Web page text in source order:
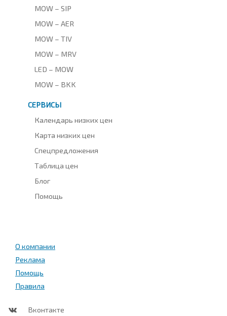
MOW – SIP
MOW – AER
MOW – TIV
MOW – MRV
LED – MOW
MOW – BKK
СЕРВИСЫ
Календарь низких цен
Карта низких цен
Спецпредложения
Таблица цен
Блог
Помощь
О компании
Реклама
Помощь
Правила
Вконтакте